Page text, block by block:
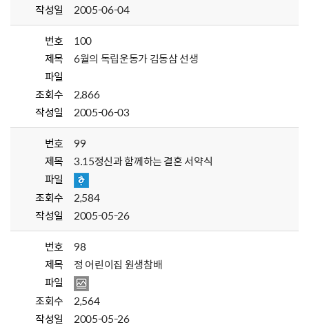
작성일
2005-06-04
번호
100
제목
6월의 독립운동가 김동삼 선생
파일
조회수
2,866
작성일
2005-06-03
번호
99
제목
3.15정신과 함께하는 결혼 서약식
파일
조회수
2,584
작성일
2005-05-26
번호
98
제목
정 어린이집 원생참배
파일
조회수
2,564
작성일
2005-05-26